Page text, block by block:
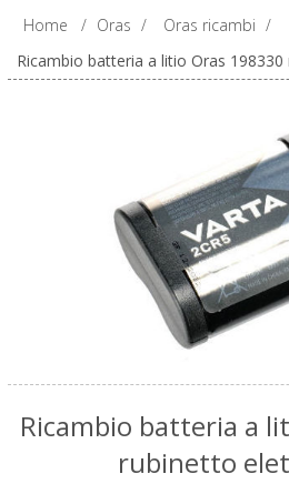
Home / Oras / Oras ricambi /
Ricambio batteria a litio Oras
Ricambio batteria a
rubinetto